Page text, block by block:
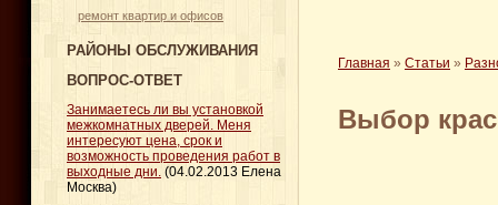
ремонт квартир и офисов
РАЙОНЫ ОБСЛУЖИВАНИЯ
ВОПРОС-ОТВЕТ
Занимаетесь ли вы установкой
межкомнатных дверей. Меня
интересуют цена, срок и
возможность проведения работ в
выходные дни. (04.02.2013 Елена
Москва)
Главная » Статьи »
Выбор